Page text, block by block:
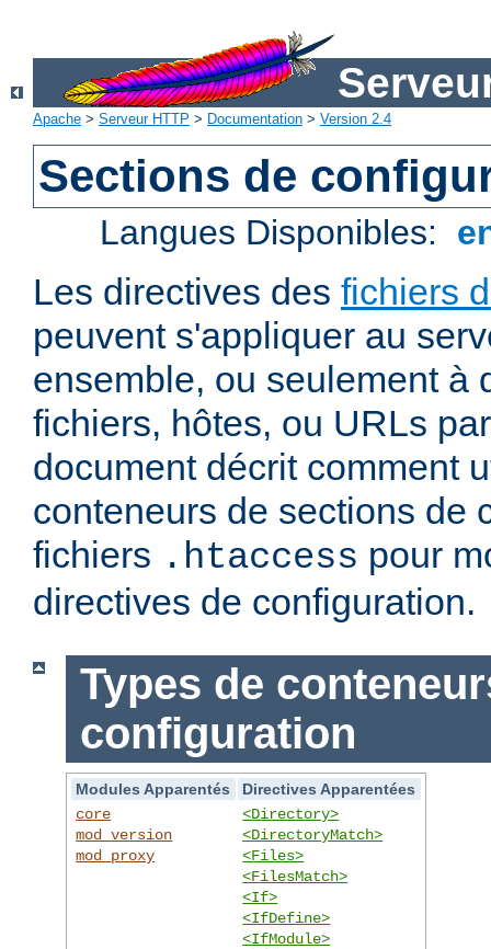
Apache > Serveur HTTP > Documentation > Version 2.4
Sections de
Langues Disponibles:
Les directives des fichiers
peuvent s'appliquer au
ensemble, ou seulement à
fichiers, hôtes, ou URLs
document décrit comment
conteneurs de sections de
fichiers .htaccess pour
directives de configuration.
Types de
configuration
Modules Apparentés
Directives Apparentées
core
mod_version
mod_proxy
<Directory>
<DirectoryMatch>
<Files>
<FilesMatch>
<If>
<IfDefine>
<IfModule>